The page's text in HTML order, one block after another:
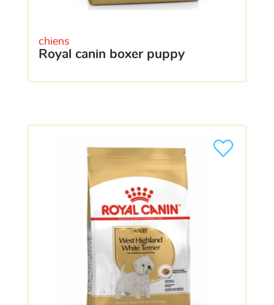
chiens
royal canin boxer puppy